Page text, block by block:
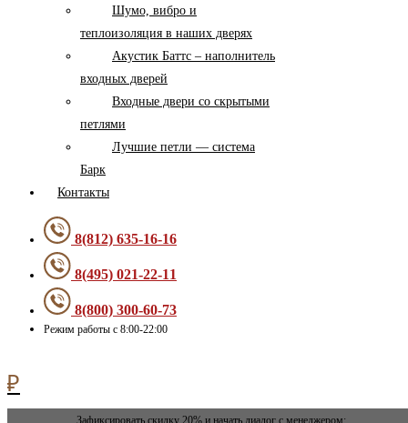
Шумо, вибро и
теплоизоляция в наших дверях
Акустик Баттс – наполнитель
входных дверей
Входные двери со скрытыми
петлями
Лучшие петли — система
Барк
Контакты
8(812) 635-16-16
8(495) 021-22-11
8(800) 300-60-73
Режим работы с 8:00-22:00
₽
Зафиксировать скидку 20% и начать диалог с менеджером: